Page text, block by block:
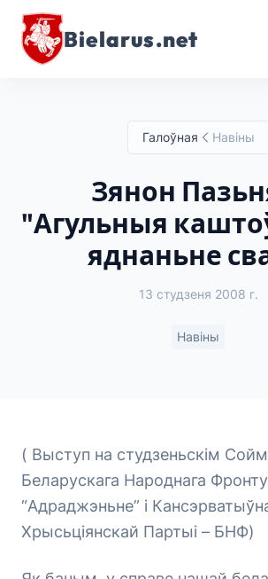
Bielarus.net
Галоўная Навіны
Зянон
"Агульныя
яднаньне
13 студзеня 2008 г.
Навіны
( Выступ на студзеньскім
Беларускага Народнага Фронту
“Адраджэньне” і
Хрысьціянскай Партыі – БНФ)